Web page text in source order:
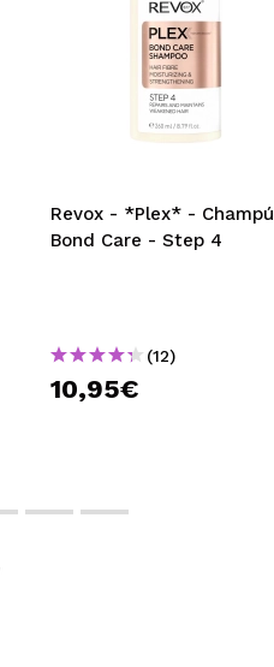
Revox - *Plex* - Champú
Bond Care - Step 4
(12)
10,95€